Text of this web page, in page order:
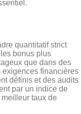
quantitatif strict
bonus plus
que dans des
exigences financières
définis et des audits
par un indice de
taux de